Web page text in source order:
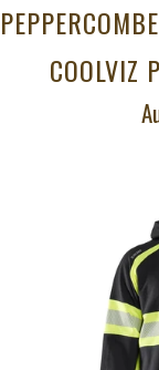
COOLVIZ